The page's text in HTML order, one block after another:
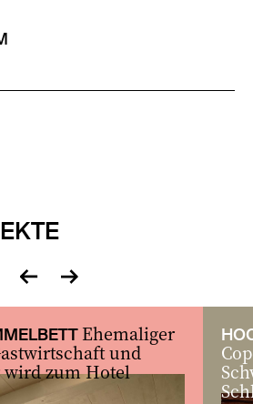
zurück
vor
Ehemaliger
und
zum Hotel